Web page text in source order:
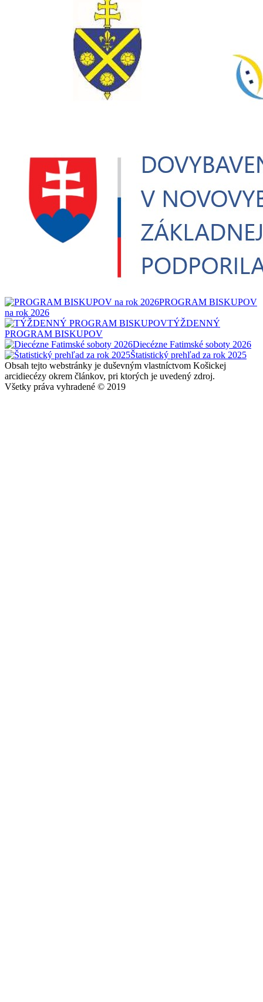
PROGRAM BISKUPOV
na rok 2026
TÝŽDENNÝ
PROGRAM BISKUPOV
Diecézne Fatimské soboty 2026
Štatistický prehľad za rok 2025
Obsah tejto webstránky je duševným vlastníctvom Košickej
arcidiecézy okrem článkov, pri ktorých je uvedený zdroj.
Všetky práva vyhradené © 2019